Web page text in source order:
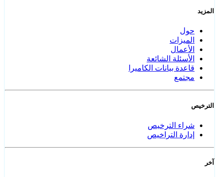
المزيد
حول
الميزات
الأعمال
الأسئلة الشائعة
قاعدة بيانات الكاميرا
مجتمع
الترخيص
شراء الترخيص
إدارة التراخيص
آخر